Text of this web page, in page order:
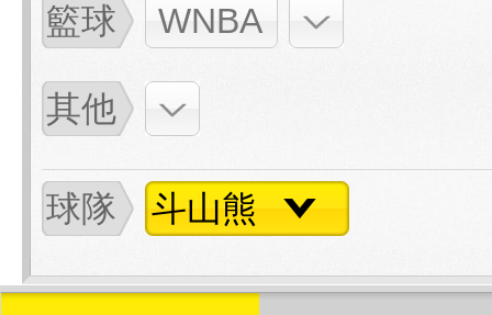
籃球 WNBA
其他
球隊 斗山熊